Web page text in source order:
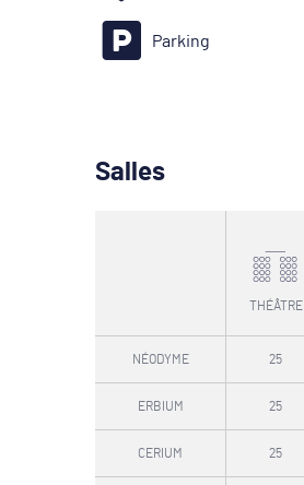
Parking
Salles
THÉÂTRE
NÉODYME 25
ERBIUM 25
CERIUM 25